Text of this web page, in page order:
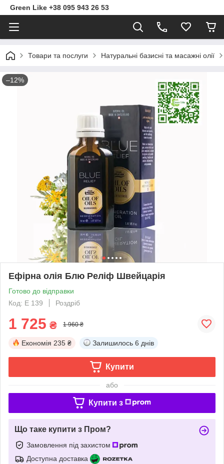
Green Like +38 095 943 26 53
Товари та послуги Натуральні базисні та масажні олії
–12%
Ефірна олія Блю Реліф Швейцарія
Готово до відправки
Код: E 139
Роздріб
1 725 ₴ 1 960 ₴
Економія 235 ₴ Залишилось 6 днів
Купити
або
Купити з
Що таке купити з Пром?
Замовлення під захистом
Доступна доставка